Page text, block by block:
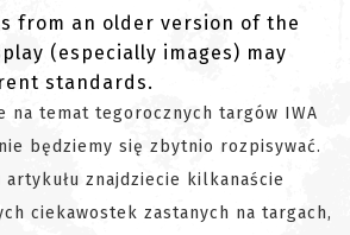
from an older version of the
(especially images) may
standards.
na temat tegorocznych targów IWA
będziemy się zbytnio rozpisywać.
artykułu znajdziecie kilkanaście
ciekawostek zastanych na targach,